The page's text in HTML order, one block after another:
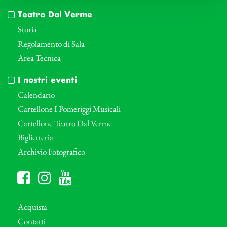
Teatro Dal Verme
Storia
Regolamento di Sala
Area Tecnica
I nostri eventi
Calendario
Cartellone I Pomeriggi Musicali
Cartellone Teatro Dal Verme
Biglietteria
Archivio Fotografico
Acquista
Contatti